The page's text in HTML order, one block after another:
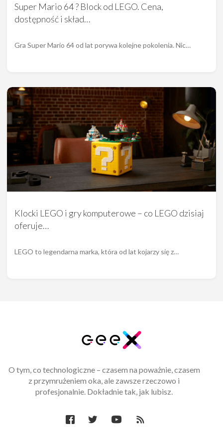
Super Mario 64 ? Block od LEGO. Cena,
dostępność i skład…
Gra Super Mario 64 od lat porywa kolejne pokolenia. Nic…
Klocki LEGO i gry komputerowe – co LEGO dzisiaj
oferuje…
LEGO to legendarna marka, która od lat kojarzy się z…
O tym, co technologiczne – czasem na poważnie, czasem
z przymrużeniem oka, ale zawsze rzeczowo i
profesjonalnie. Dokładnie tak, jak lubisz.